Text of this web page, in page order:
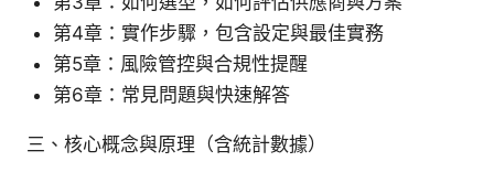
第4章：實作步驟，包含設定與最佳實務
第5章：風險管控與合規性提醒
第6章：常見問題與快速解答
三、核心概念與原理（含統計數據）